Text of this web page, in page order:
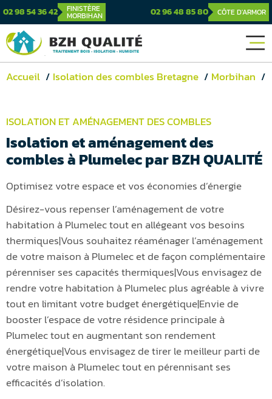
02 98 54 36 42 FINISTÈRE
MORBIHAN 02 96 48 85 80 CÔTE D'ARMOR
Accueil Isolation des combles Bretagne Morbihan
ISOLATION ET AMÉNAGEMENT DES COMBLES
Isolation et aménagement des
combles à Plumelec par BZH QUALITÉ
Optimisez votre espace et vos économies d’énergie
Désirez-vous repenser l’aménagement de votre
habitation à Plumelec tout en allégeant vos besoins
thermiques|Vous souhaitez réaménager l’aménagement
de votre maison à Plumelec et de façon complémentaire
pérenniser ses capacités thermiques|Vous envisagez de
rendre votre habitation à Plumelec plus agréable à vivre
tout en limitant votre budget énergétique|Envie de
booster l’espace de votre résidence principale à
Plumelec tout en augmentant son rendement
énergétique|Vous envisagez de tirer le meilleur parti de
votre maison à Plumelec tout en pérennisant ses
efficacités d’isolation.